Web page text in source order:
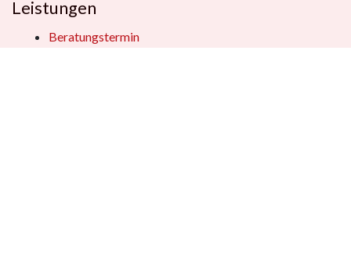
Leistungen
Beratungstermin